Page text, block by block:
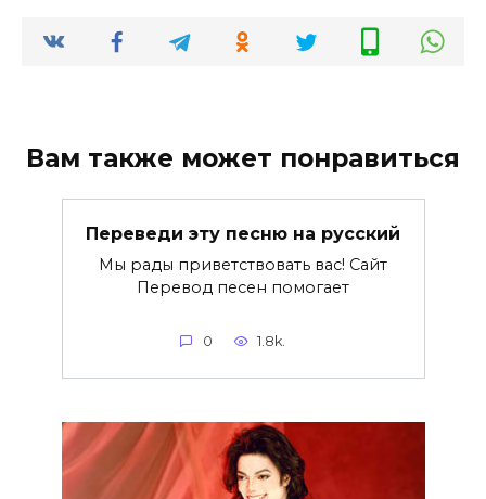
Вам также может понравиться
Переведи эту песню на русский
Мы рады приветствовать вас! Сайт
Перевод песен помогает
0 1.8k.